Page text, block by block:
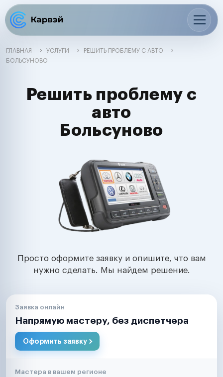
ГЛАВНАЯ УСЛУГИ
РЕШИТЬ ПРОБЛЕМУ С АВТО
БОЛЬСУНОВО
Решить проблему с
авто
Больсуново
Просто оформите заявку и опишите, что вам
нужно сделать. Мы найдем решение.
Заявка онлайн
Напрямую мастеру, без диспетчера
Оформить заявку
Мастера в вашем регионе